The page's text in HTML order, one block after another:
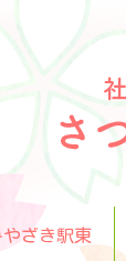
やざき駅東